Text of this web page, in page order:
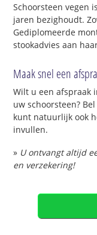
Schoorsteen vegen
jaren bezighoudt.
Gediplomeerde
stookadvies aan
Maak snel een
Wilt u een afspraak
uw schoorsteen?
kunt natuurlijk ook
invullen.
» U ontvangt altijd
en verzekering!